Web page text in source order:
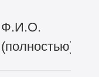
Ф.И.О.
(полностью)